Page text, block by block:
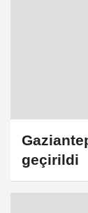
geçirildi